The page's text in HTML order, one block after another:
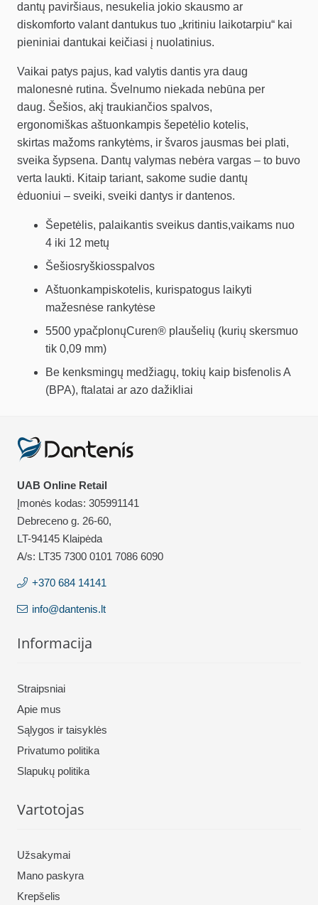
dantų paviršiaus, nesukelia jokio skausmo ar
diskomforto valant dantukus tuo „kritiniu laikotarpiu“ kai
pieniniai dantukai keičiasi į nuolatinius.
Vaikai patys pajus, kad valytis dantis yra daug
malonesnė rutina. Švelnumo niekada nebūna per
daug. Šešios, akį traukiančios spalvos,
ergonomiškas aštuonkampis šepetėlio kotelis,
skirtas mažoms rankytėms, ir švaros jausmas bei plati,
sveika šypsena. Dantų valymas nebėra vargas – to buvo
verta laukti. Kitaip tariant, sakome sudie dantų
ėduoniui – sveiki, sveiki dantys ir dantenos.
Šepetėlis, palaikantis sveikus dantis,vaikams nuo
4 iki 12 metų
Šešiosryškiosspalvos
Aštuonkampiskotelis, kurispatogus laikyti
mažesnėse rankytėse
5500 ypačplonųCuren® plaušelių (kurių skersmuo
tik 0,09 mm)
Be kenksmingų medžiagų, tokių kaip bisfenolis A
(BPA), ftalatai ar azo dažikliai
UAB Online Retail
Įmonės kodas: 305991141
Debreceno g. 26-60,
LT-94145 Klaipėda
A/s: LT35 7300 0101 7086 6090
+370 684 14141
info@dantenis.lt
Informacija
Straipsniai
Apie mus
Sąlygos ir taisyklės
Privatumo politika
Slapukų politika
Vartotojas
Užsakymai
Mano paskyra
Krepšelis